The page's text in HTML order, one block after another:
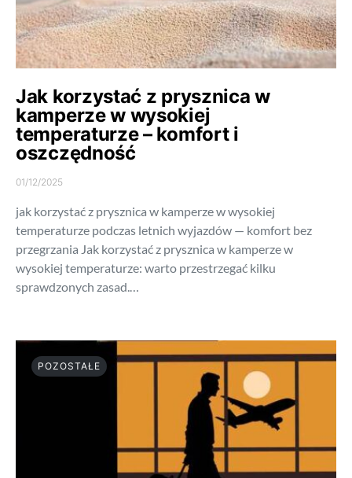
Jak korzystać z prysznica w
kamperze w wysokiej
temperaturze – komfort i
oszczędność
01/12/2025
jak korzystać z prysznica w kamperze w wysokiej
temperaturze podczas letnich wyjazdów — komfort bez
przegrzania Jak korzystać z prysznica w kamperze w
wysokiej temperaturze: warto przestrzegać kilku
sprawdzonych zasad.…
POZOSTAŁE